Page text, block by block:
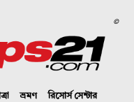
©
ভ্রমণ
রিসোর্স সেন্টার